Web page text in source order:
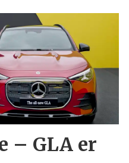
– GLA er